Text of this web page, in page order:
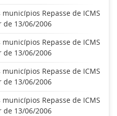
Repasse de ICMS
de 13/06/2006
Repasse de ICMS
de 13/06/2006
Repasse de ICMS
de 13/06/2006
Repasse de ICMS
de 13/06/2006